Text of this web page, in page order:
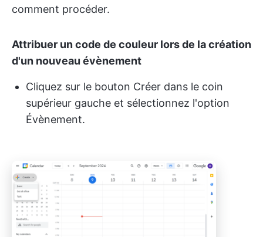
comment procéder.
Attribuer un code de couleur lors de la création
d'un nouveau évènement
Cliquez sur le bouton Créer dans le coin
supérieur gauche et sélectionnez l'option
Évènement.